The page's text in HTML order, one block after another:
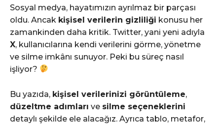
Sosyal medya, hayatımızın ayrılmaz bir parçası
oldu. Ancak kişisel verilerin gizliliği konusu her
zamankinden daha kritik. Twitter, yani yeni adıyla
X, kullanıcılarına kendi verilerini görme, yönetme
ve silme imkânı sunuyor. Peki bu süreç nasıl
işliyor?
Bu yazıda, kişisel verilerinizi görüntüleme,
düzeltme adımları ve silme seçeneklerini
detaylı şekilde ele alacağız. Ayrıca tablo, metafor,